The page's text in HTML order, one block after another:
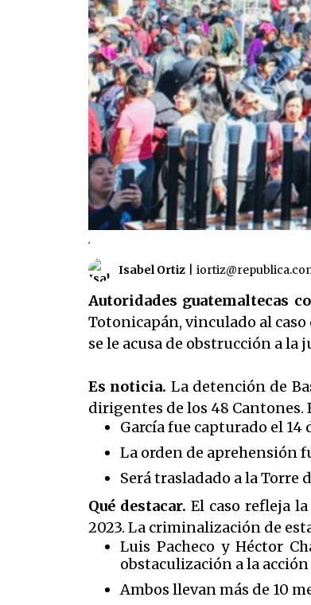
.
Isabel Ortiz
Autoridades guatemaltecas
Totonicapán, vinculado al
se le acusa de obstrucción a la
Es noticia. La detención de
dirigentes de los 48
García fue capturado el
La orden de aprehensión
Será trasladado a la
Qué destacar. El caso refleja
2023. La criminalización de
Luis Pacheco y Héctor
obstaculización a la
Ambos llevan más de 10